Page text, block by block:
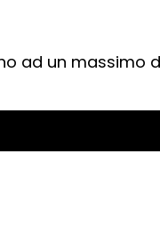
ad un massimo